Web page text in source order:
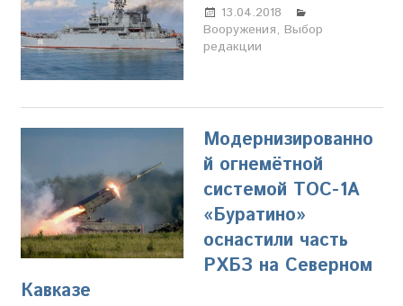
13.04.2018
Владыкин
Вооружения, Выбор
редакции
Модернизированно
й огнемётной
системой ТОС-1А
«Буратино»
оснастили часть
РХБЗ на Северном
Кавказе